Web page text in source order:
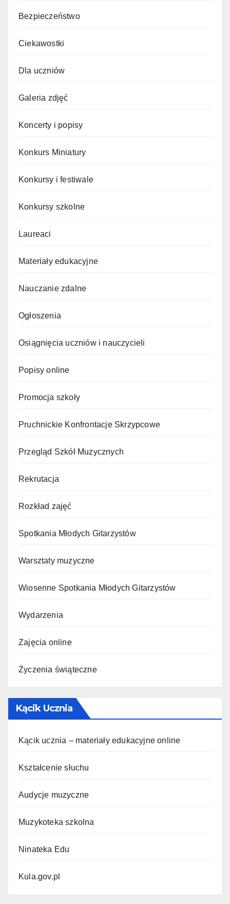
Bezpieczeństwo
Ciekawostki
Dla uczniów
Galeria zdjęć
Koncerty i popisy
Konkurs Miniatury
Konkursy i festiwale
Konkursy szkolne
Laureaci
Materiały edukacyjne
Nauczanie zdalne
Ogłoszenia
Osiągnięcia uczniów i nauczycieli
Popisy online
Promocja szkoły
Pruchnickie Konfrontacje Skrzypcowe
Przegląd Szkół Muzycznych
Rekrutacja
Rozkład zajęć
Spotkania Młodych Gitarzystów
Warsztaty muzyczne
Wiosenne Spotkania Młodych Gitarzystów
Wydarzenia
Zajęcia online
Życzenia świąteczne
Kącik Ucznia
Kącik ucznia – materiały edukacyjne online
Kształcenie słuchu
Audycje muzyczne
Muzykoteka szkolna
Ninateka Edu
Kula.gov.pl